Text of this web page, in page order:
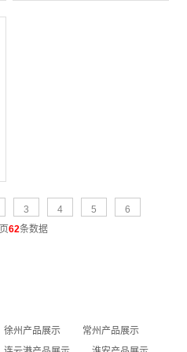
3 4 5
6
页62条数据
徐州产品展示
常州产品展示